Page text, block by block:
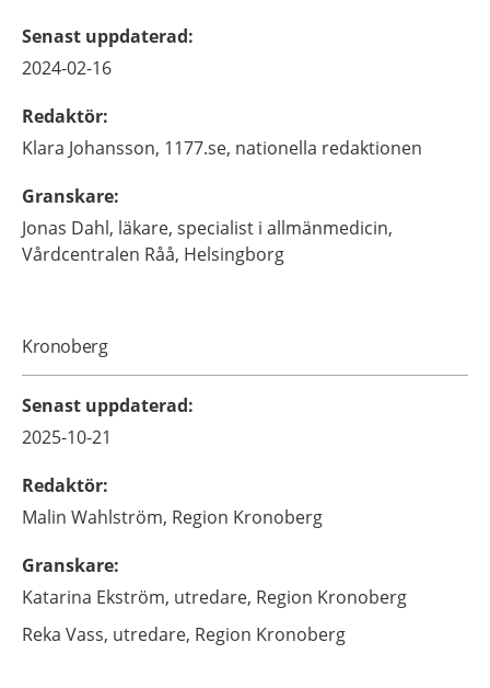
Senast uppdaterad:
2024-02-16
Redaktör:
Klara Johansson, 1177.se, nationella redaktionen
Granskare:
Jonas Dahl, läkare, specialist i allmänmedicin,
Vårdcentralen Råå, Helsingborg
Kronoberg
Senast uppdaterad:
2025-10-21
Redaktör:
Malin Wahlström, Region Kronoberg
Granskare:
Katarina Ekström, utredare, Region Kronoberg
Reka Vass, utredare, Region Kronoberg